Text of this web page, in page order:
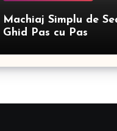
Machiaj Simplu de
Ghid Pas cu Pas